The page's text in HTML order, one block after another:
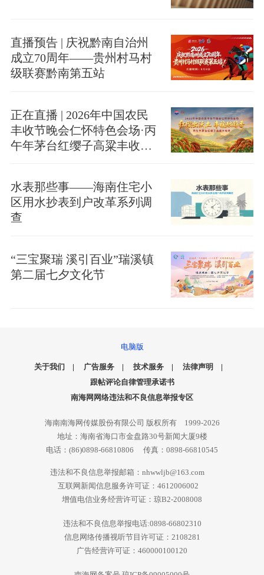
直播预告 | 庆祝黔南自治州
成立70周年——贵州村马村
级联赛黔南第五站
正在直播 | 2026年中国农民
丰收节晚会仁怀特色会场·丙
午年茅台红缨子高粱丰收季
水表那些事——海南住宅小
区用水抄表到户改革系列调
查
“三宝聚瑞 溪引百业”瑞溪镇
第二届七夕文化节
电脑版
关于我们 | 广告服务| 技术服务| 法律声明 |
跟帖评论自律管理承诺书
南海网网络违法和不良信息举报专区
海南南海网传媒股份有限公司 版权所有 1999-2026
地址：海南省海口市金盘路30号新闻大厦9楼
电话：(86)0898-66810806 传真：0898-66810545
违法和不良信息举报邮箱：nhwwljb@163.com
互联网新闻信息服务许可证：4612006002
增值电信业务经营许可证：琼B2-2008008
违法和不良信息举报电话:0898-66802310
信息网络传播视听节目许可证：2108281
广告经营许可证：460000100120